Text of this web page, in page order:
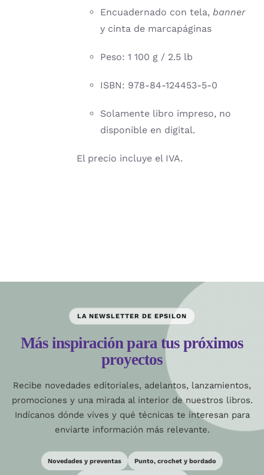
Encuadernado con tela,banner
y cinta de marcapáginas
Peso: 1 100 g / 2.5 lb
ISBN: 978-84-124453-5-0
Solamente libro impreso, no
disponible en digital.
El precio incluye el IVA.
LA NEWSLETTER DE EPSILON
Más inspiración para tus próximos
proyectos
Recibe novedades editoriales, adelantos, lanzamientos,
promociones y una mirada al interior de nuestros libros.
Indícanos dónde vives y qué técnicas te interesan para
enviarte información más relevante.
Novedades y preventas Punto, crochet y bordado